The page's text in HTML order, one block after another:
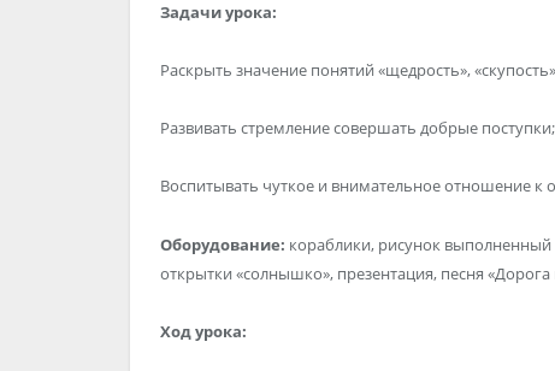
Задачи урока:
Раскрыть значение понятий «щедрость»,
Развивать стремление совершать добрые поступки;
Воспитывать чуткое и внимательное отношение
Оборудование: кораблики, рисунок выполненный
открытки «солнышко», презентация, песня
Ход урока: